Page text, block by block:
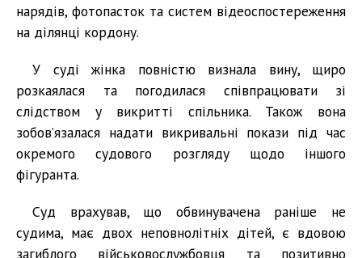
нарядів, фотопасток та систем відеоспостереження
на ділянці кордону.
У суді жінка повністю визнала вину, щиро
розкаялася та погодилася співпрацювати зі
слідством у викритті спільника. Також вона
зобов’язалася надати викривальні покази під час
окремого судового розгляду щодо іншого
фігуранта.
Суд врахував, що обвинувачена раніше не
судима, має двох неповнолітніх дітей, є вдовою
загиблого військовослужбовця та позитивно